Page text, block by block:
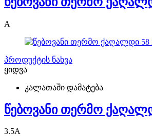
A
პროდუქტის ნახვა
ყიდვა
კალათაში დამატება
წებოვანი თერმო
3.5A